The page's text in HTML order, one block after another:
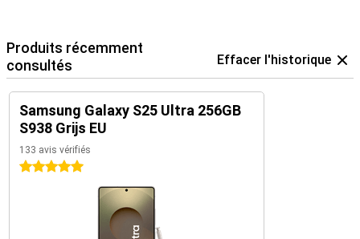
Produits récemment
consultés
Effacer l'historique
Samsung Galaxy S25 Ultra 256GB
S938 Grijs EU
133 avis vérifiés
5 étoiles